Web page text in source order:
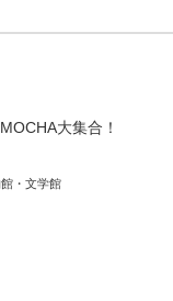
大集合！
・文学館